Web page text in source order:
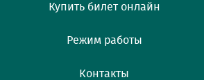
Купить билет онлайн
Режим работы
Контакты